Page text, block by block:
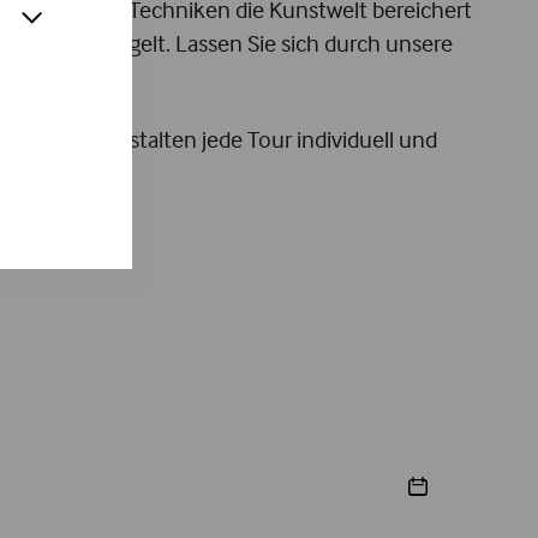
und Techniken die Kunstwelt bereichert
widerspiegelt. Lassen Sie sich durch unsere
Fragen gestalten jede Tour individuell und